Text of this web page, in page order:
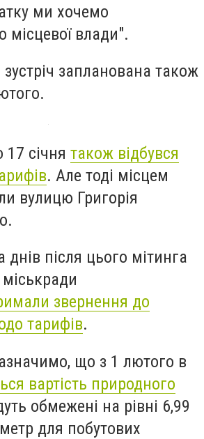
ми хочемо
місцевої влади".
запланована також
січня також відбувся
. Але тоді місцем
вулицю Григорія
днів після цього мітинга
міськради
звернення до
тарифів.
що з 1 лютого в
вартість природного
обмежені на рівні 6,99
для побутових